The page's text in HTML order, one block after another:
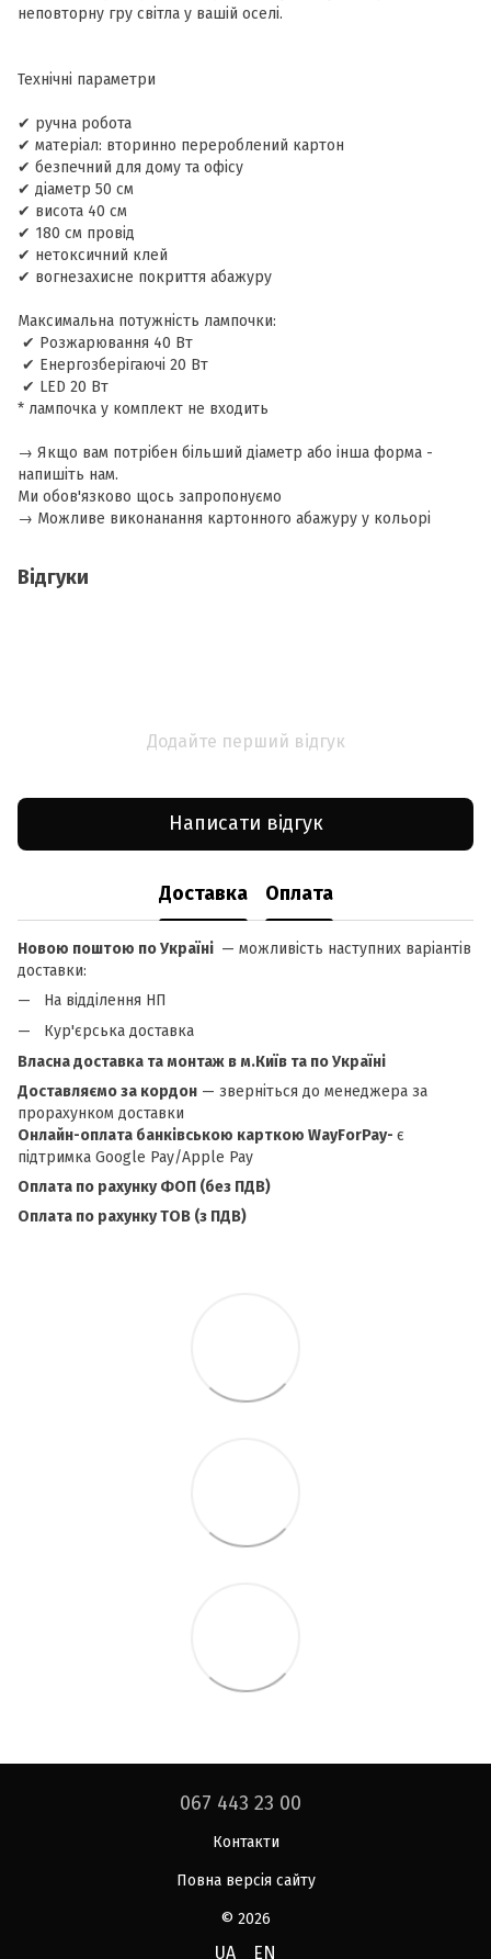
неповторну гру світла у вашій оселі.
Технічні параметри
✔ ручна робота
✔ матеріал: вторинно перероблений картон
✔ безпечний для дому та офісу
✔ діаметр 50 см
✔ висота 40 см
✔ 180 см провід
✔ нетоксичний клей
✔ вогнезахисне покриття абажуру
​Максимальна потужність лампочки:
✔ Розжарювання 40 Вт
✔ Енергозберігаючі 20 Вт
✔ LED 20 Вт
* лампочка у комплект не входить
→ Якщо вам потрібен більший діаметр або інша форма -
напишіть нам.
Ми обов'язково щось запропонуємо
​→ Можливе виконанання картонного абажуру у кольорі
Відгуки
Додайте перший відгук
Написати відгук
Доставка Оплата
Новою поштою по Україні — можливість наступних варіантів
доставки:
На відділення НП
Кур'єрська доставка
Власна доставка та монтаж в м.Київ та по Україні
Доставляємо за кордон — зверніться до менеджера за
прорахунком доставки
Онлайн-оплата банківською карткою WayForPay- є
підтримка Google Pay/Apple Pay
Оплата по рахунку ФОП (без ПДВ)
Оплата по рахунку ТОВ (з ПДВ)
067 443 23 00
Контакти
Повна версія сайту
© 2026
UA EN